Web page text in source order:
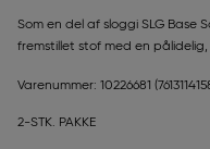
Som en del af sloggi SLG Base
fremstillet stof med en
Varenummer: 10226681
2-STK. PAKKE